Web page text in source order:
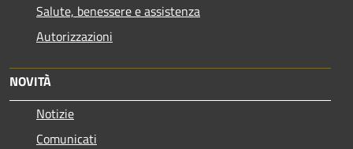
Salute, benessere e assistenza
Autorizzazioni
NOVITÀ
Notizie
Comunicati